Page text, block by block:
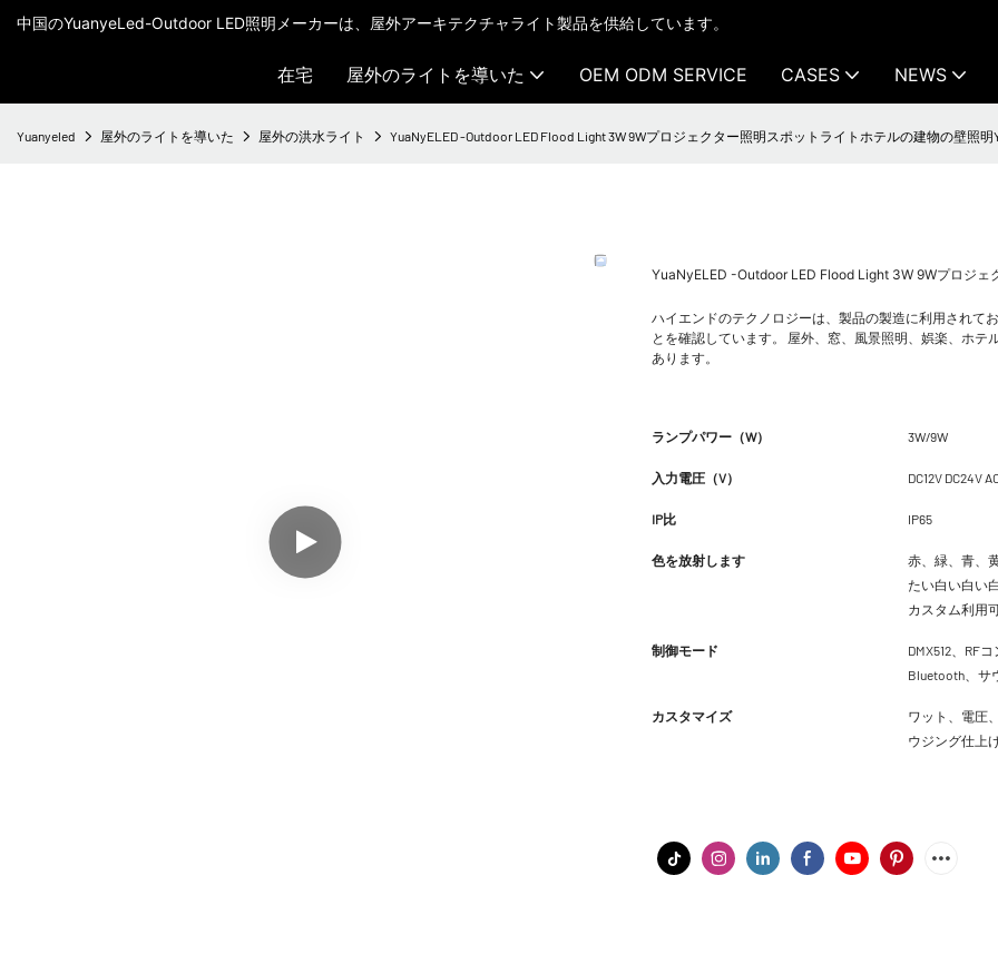
中国のYuanyeLed-Outdoor LED照明メーカーは、屋外アーキテクチャライト製品を供給しています。
在宅 屋外のライトを導いた OEM ODM SERVICE CASES NEWS
Yuanyeled 屋外のライトを導いた 屋外の洪水ライト YuaNyELED -Outdoor LED Flood Light 3W 9Wプロジェクター照明スポットライトホテルの建物の壁照明
YuaNyELED -Outdoor LED Flood Light 3W 9Wプロジ
ハイエンドのテクノロジーは、製品の製造に利用されて
とを確認しています。 屋外、窓、風景照明、娯楽、ホ
あります。
ランプパワー（W） 3W/9W
入力電圧（V） DC12V DC24V
IP比 IP65
色を放射します
赤、緑、青、
たい白い白い
カスタム利用
制御モード
DMX512、RF
Bluetooth、サ
カスタマイズ
ワット、電圧
ウジング仕上